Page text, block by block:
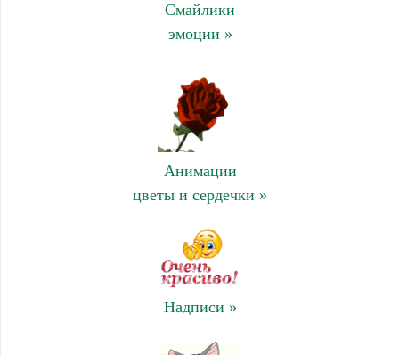
Смайлики
эмоции »
Анимации
цветы и сердечки »
Надписи »